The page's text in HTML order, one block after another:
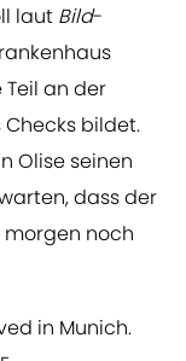
laut Bild-
an der
bildet.
Olise seinen
dass der
morgen noch
in Munich.